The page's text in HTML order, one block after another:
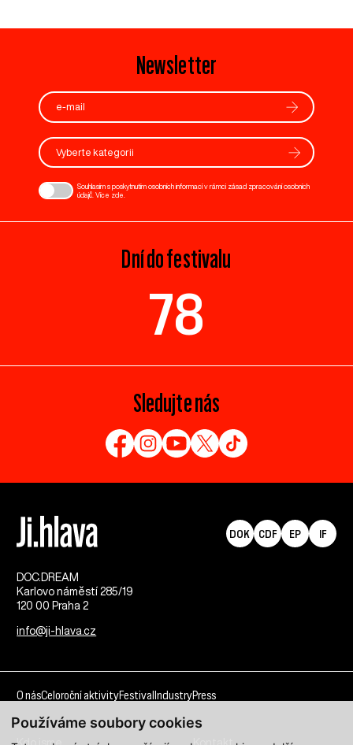
Používáme soubory cookies
Newsletter
Vyberte kategorii
Souhlasím s poskytnutím osobních informací v rámci zásad zpracování osobních
údajů. Více zde
Dní do festivalu
78
Sledujte nás
DOC.DREAM​
Karlovo náměstí 285/19
120 00 Praha 2
info@ji-hlava.cz
DOK CDF EP IF
O násCeloroční aktivityFestival IndustryPress